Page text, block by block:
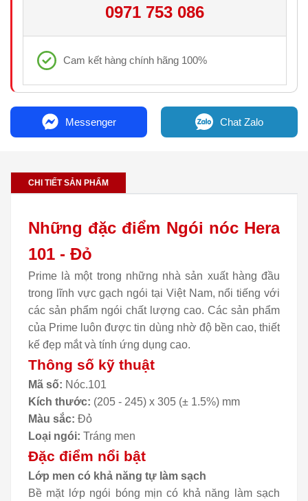
0971 753 086
Cam kết hàng chính hãng 100%
Messenger Chat Zalo
CHI TIẾT SẢN PHẨM
Những đặc điểm Ngói nóc Hera
101 - Đỏ
Prime là một trong những nhà sản xuất hàng đầu
trong lĩnh vực gạch ngói tại Việt Nam, nổi tiếng với
các sản phẩm ngói chất lượng cao. Các sản phẩm
của Prime luôn được tin dùng nhờ độ bền cao, thiết
kế đẹp mắt và tính ứng dụng cao.
Thông số kỹ thuật
Mã số: Nóc.101
Kích thước: (205 - 245) x 305 (± 1.5%) mm
Màu sắc: Đỏ
Loại ngói: Tráng men
Đặc điểm nổi bật
Lớp men có khả năng tự làm sạch
Bề mặt lớp ngói bóng mịn có khả năng làm sạch